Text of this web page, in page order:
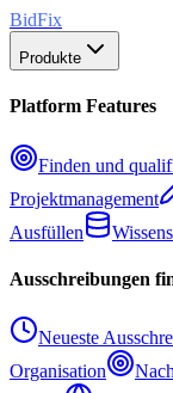
BidFix
Produkte
Platform Features
Finden und
Projektmanagement
Ausfüllen
Ausschreibungen
Neueste
Organisation